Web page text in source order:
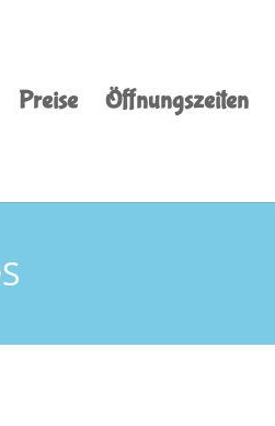
Preise Öffnungszeiten